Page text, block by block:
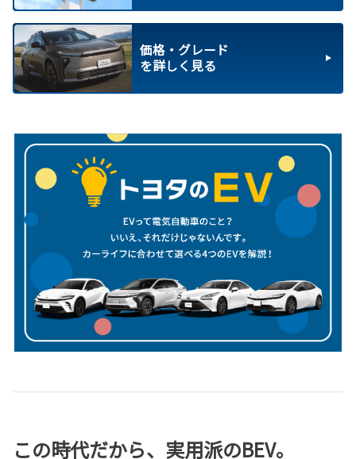
価格・グレード
を詳しく見る
この時代だから、実用派のBEV。